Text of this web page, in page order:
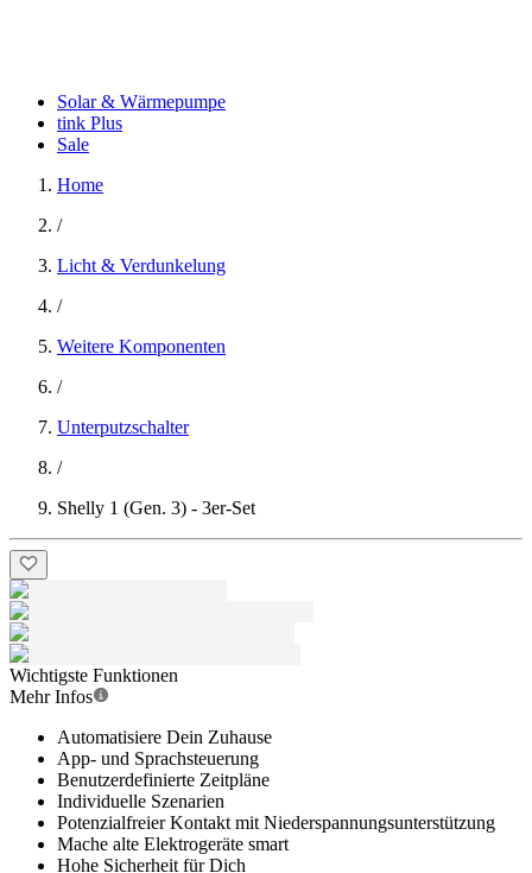
Solar & Wärmepumpe
tink Plus
Sale
Home
/
Licht & Verdunkelung
/
Weitere Komponenten
/
Unterputzschalter
/
Shelly 1 (Gen. 3) - 3er-Set
Wichtigste Funktionen
Mehr Infos
Automatisiere Dein Zuhause
App- und Sprachsteuerung
Benutzerdefinierte Zeitpläne
Individuelle Szenarien
Potenzialfreier Kontakt mit Niederspannungsunterstützung
Mache alte Elektrogeräte smart
Hohe Sicherheit für Dich